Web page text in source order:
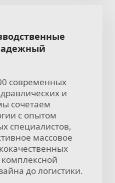
современных
и
сочетаем
с опытом
специалистов,
массовое
до логистики.